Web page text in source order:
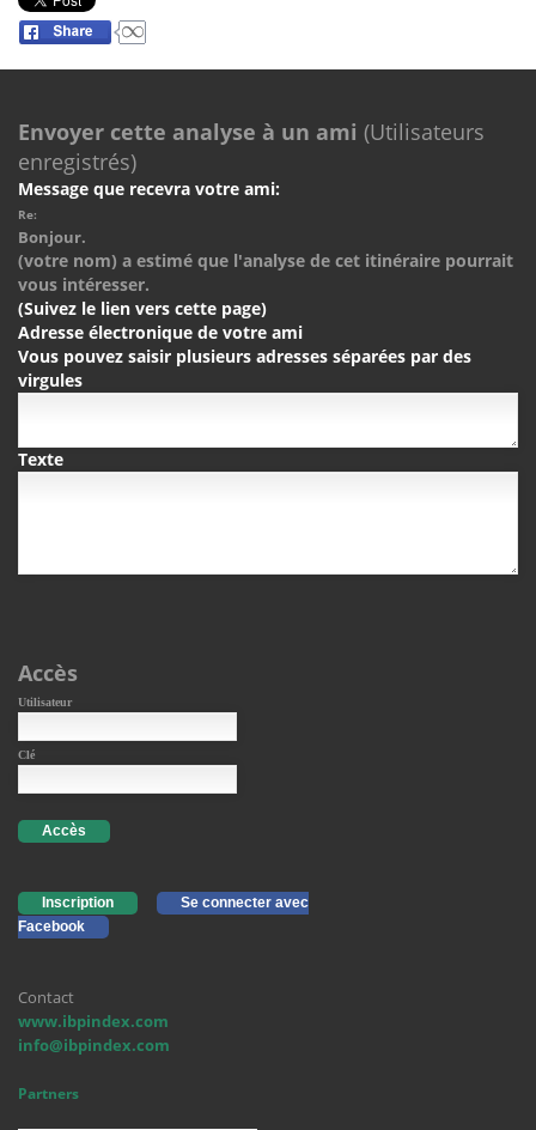
Envoyer cette analyse à un ami (Utilisateurs
enregistrés)
Message que recevra votre ami:
Re:
Bonjour.
(votre nom) a estimé que l'analyse de cet itinéraire pourrait
vous intéresser.
(Suivez le lien vers cette page)
Adresse électronique de votre ami
Vous pouvez saisir plusieurs adresses séparées par des
virgules
Texte
Accès
Utilisateur
Clé
Accès
Inscription
Se connecter avec
Facebook
Contact
www.ibpindex.com
info@ibpindex.com
Partners